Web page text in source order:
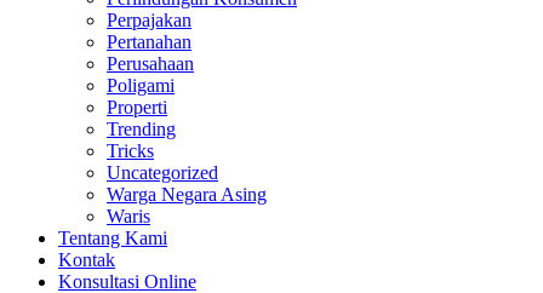
Perpajakan
Pertanahan
Perusahaan
Poligami
Properti
Trending
Tricks
Uncategorized
Warga Negara Asing
Waris
Tentang Kami
Kontak
Konsultasi Online